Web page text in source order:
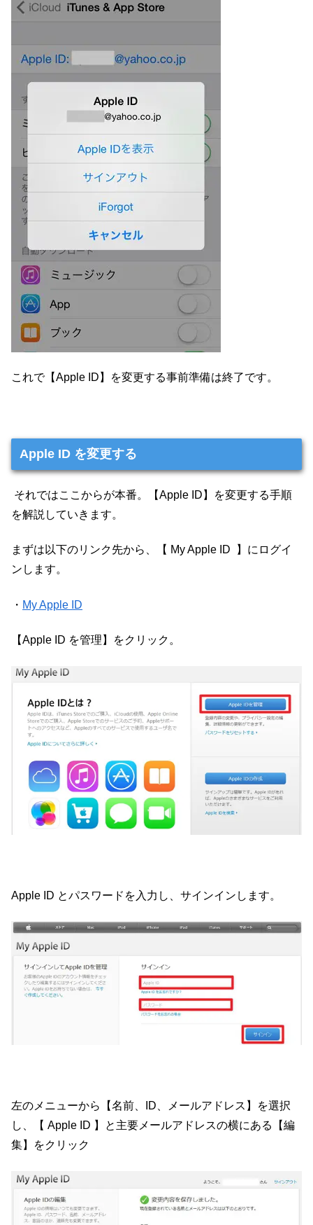
これで【Apple ID】を変更する事前準備は終了です。
Apple ID を変更する
それではここからが本番。【Apple ID】を変更する手順
を解説していきます。
まずは以下のリンク先から、【 My Apple ID 】にログイ
ンします。
・ My Apple ID
【Apple ID を管理】をクリック。
Apple ID とパスワードを入力し、サインインします。
左のメニューから【名前、ID、メールアドレス】を選択
し、【 Apple ID 】と主要メールアドレスの横にある【編
集】をクリック